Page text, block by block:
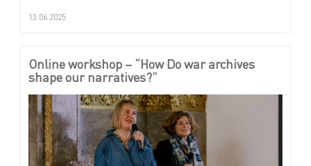
13.06.2025
Online workshop – “How Do war archives
shape our narratives?”